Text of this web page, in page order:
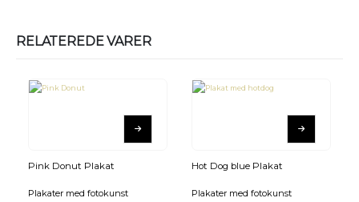
RELATEREDE VARER
Pink Donut Plakat
Plakater med fotokunst
Hot Dog blue Plakat
Plakater med fotokunst